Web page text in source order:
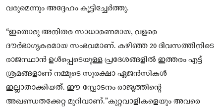
വരുമെന്നും അദ്ദേഹം കൂട്ടിച്ചേർത്തു.
“ഇതൊരു അനിതര സാധാരണമായ, വളരെ
ദൗർഭാഗ്യകരമായ സംഭവമാണ്. കഴിഞ്ഞ 20 ദിവസത്തിനിടെ
രാജസ്ഥാൻ ഉൾപ്പെടെയുള്ള പ്രദേശങ്ങളിൽ ഇത്തരം എട്ട്
ശ്രമങ്ങളാണ് നമ്മുടെ സുരക്ഷാ ഏജൻസികൾ
ഇല്ലാതാക്കിയത്. ഈ സ്ഫോടനം രാജ്യത്തിൻ്റെ
അഖണ്ഡതക്കേറ്റ മുറിവാണ്.”കുറ്റവാളികളെയും അവരെ